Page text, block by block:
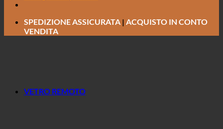
SPEDIZIONE ASSICURATA | ACQUISTO IN CONTO
VENDITA
VETRO REMOTO